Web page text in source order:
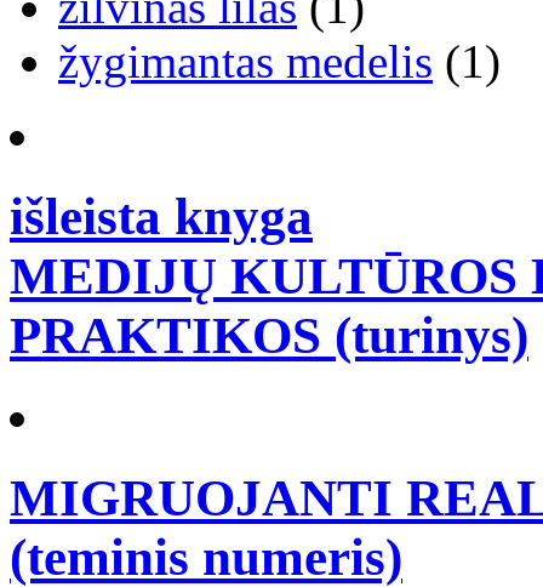
žygimantas medelis (1)
išleista knyga
MEDIJŲ KULTŪROS
PRAKTIKOS (turinys)
MIGRUOJANTI
(teminis numeris)